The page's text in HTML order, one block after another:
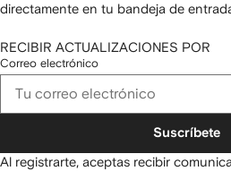
directamente en tu bandeja de
RECIBIR ACTUALIZACIONES POR
Correo electrónico
Suscríbete
Al registrarte, aceptas recibir